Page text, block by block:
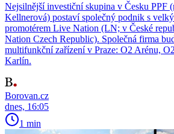
Nejsilnější investiční skupina v Česku PPF
Kellnerová) postaví společný podnik s
promotérem Live Nation (LN; v České
Nation Czech Republic). Společná firma
multifunkční zařízení v Praze: O2 Arénu,
Karlín.
Borovan.cz
dnes, 16:05
1 min